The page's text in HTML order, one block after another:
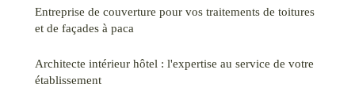
Entreprise de couverture pour vos traitements de toitures
et de façades à paca
Architecte intérieur hôtel : l'expertise au service de votre
établissement